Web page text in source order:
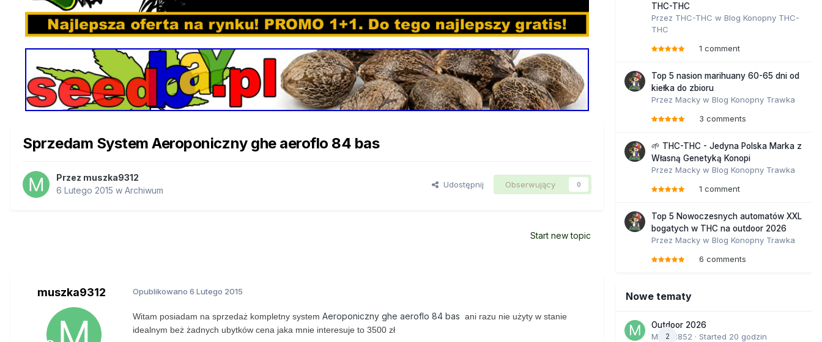
Sprzedam System Aeroponiczny ghe aeroflo 84 bas
Przez muszka9312
6 Lutego 2015 w Archiwum
Udostępnij Obserwujący 0
Start new topic
muszka9312 Opublikowano 6 Lutego 2015
Witam posiadam na sprzedaż kompletny system Aeroponiczny ghe aeroflo 84 bas ani razu nie użyty w stanie
idealnym beż żadnych ubytków cena jaka mnie interesuje to 3500 zł
THC-THC
Przez THC-THC w Blog Konopny THC-
THC
1 comment
Top 5 nasion marihuany 60-65 dni od
kiełka do zbioru
Przez Macky w Blog Konopny Trawka
3 comments
🌱 THC-THC - Jedyna Polska Marka z
Własną Genetyką Konopi
Przez Macky w Blog Konopny Trawka
1 comment
Top 5 Nowoczesnych automatów XXL
bogatych w THC na outdoor 2026
Przez Macky w Blog Konopny Trawka
6 comments
Nowe tematy
2
Outdoor 2026
Marcel852 · Started 20 godzin